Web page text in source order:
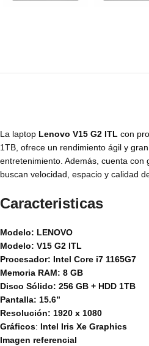
La laptop Lenovo V15 G2 ITL con
1TB, ofrece un rendimiento ágil y
entretenimiento. Además, cuenta
buscan velocidad, espacio y calidad
Caracteristicas
Modelo: LENOVO
Modelo: V15 G2 ITL
Procesador: Intel Core i7 1165G7
Memoria RAM: 8 GB
Disco Sólido: 256 GB + HDD 1TB
Pantalla: 15.6”
Resolución: 1920 x 1080
Gráficos: Intel Iris Xe Graphics
Imagen referencial